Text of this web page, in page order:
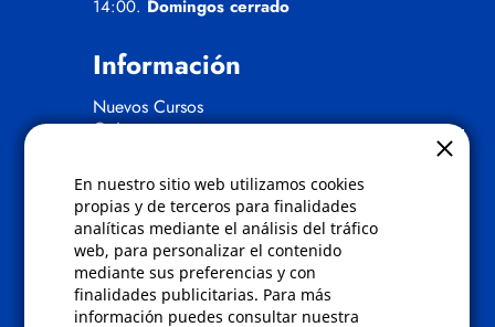
En nuestro sitio web utilizamos cookies
propias y de terceros para finalidades
analíticas mediante el análisis del tráfico
web, para personalizar el contenido
mediante sus preferencias y con
finalidades publicitarias. Para más
información puedes consultar nuestra
14:00. Domingos cerrado
Información
Nuevos Cursos
Quienes somos
Políticas
Condiciones de compra
Aviso de privacidad
Cookies
Bajas comunicados comerciales